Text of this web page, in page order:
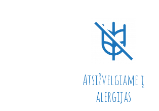
Atsižvelgiame į
alergijas